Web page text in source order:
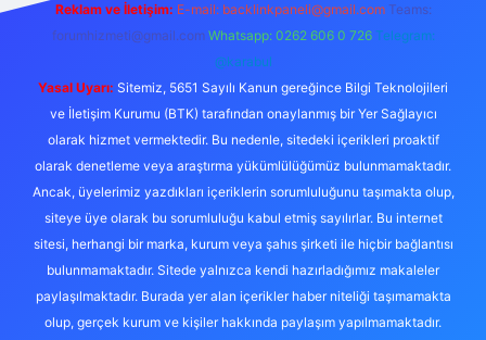
Reklam ve İletişim: E-mail: backlinkpaneli@gmail.com Teams:
forumhizmeti@gmail.com Whatsapp: 0262 606 0 726 Telegram:
@karabul
Yasal Uyarı: Sitemiz, 5651 Sayılı Kanun gereğince Bilgi Teknolojileri
ve İletişim Kurumu (BTK) tarafından onaylanmış bir Yer Sağlayıcı
olarak hizmet vermektedir. Bu nedenle, sitedeki içerikleri proaktif
olarak denetleme veya araştırma yükümlülüğümüz bulunmamaktadır.
Ancak, üyelerimiz yazdıkları içeriklerin sorumluluğunu taşımakta olup,
siteye üye olarak bu sorumluluğu kabul etmiş sayılırlar. Bu internet
sitesi, herhangi bir marka, kurum veya şahıs şirketi ile hiçbir bağlantısı
bulunmamaktadır. Sitede yalnızca kendi hazırladığımız makaleler
paylaşılmaktadır. Burada yer alan içerikler haber niteliği taşımamakta
olup, gerçek kurum ve kişiler hakkında paylaşım yapılmamaktadır.